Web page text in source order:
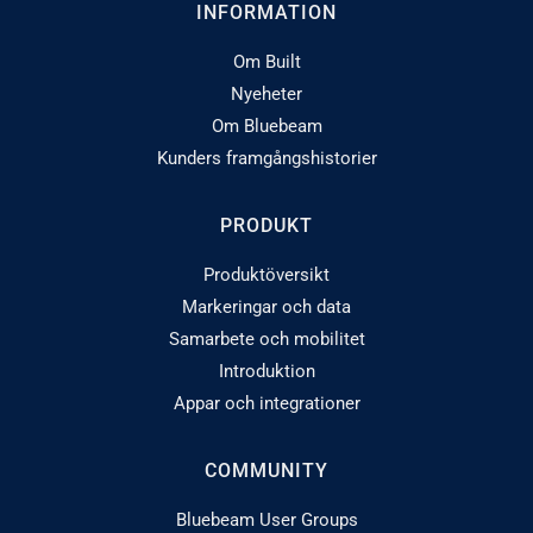
INFORMATION
Om Built
Nyeheter
Om Bluebeam
Kunders framgångshistorier
PRODUKT
Produktöversikt
Markeringar och data
Samarbete och mobilitet
Introduktion
Appar och integrationer
COMMUNITY
Bluebeam User Groups